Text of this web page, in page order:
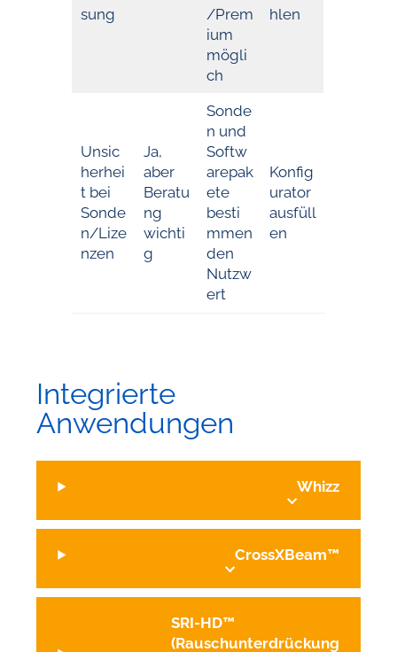
sung
/Prem
ium
mögli
ch
hlen
Unsic
herhei
t bei
Sonde
n/Lize
nzen
Ja,
aber
Beratu
ng
wichti
g
Sonde
n und
Softw
arepak
ete
besti
mmen
den
Nutzw
ert
Konfig
urator
ausfüll
en
Integrierte
Anwendungen
Whizz
CrossXBeam™
SRI-HD™
(Rauschunterdrückung